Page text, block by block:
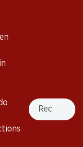
Recherche